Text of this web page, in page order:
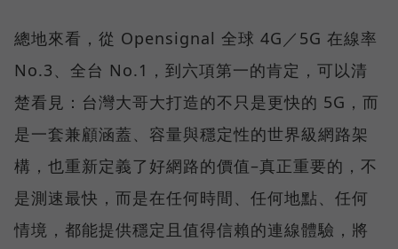
總地來看，從 Opensignal 全球 4G／5G 在線率
No.3、全台 No.1，到六項第一的肯定，可以清
楚看見：台灣大哥大打造的不只是更快的 5G，而
是一套兼顧涵蓋、容量與穩定性的世界級網路架
構，也重新定義了好網路的價值–真正重要的，不
是測速最快，而是在任何時間、任何地點、任何
情境，都能提供穩定且值得信賴的連線體驗，將